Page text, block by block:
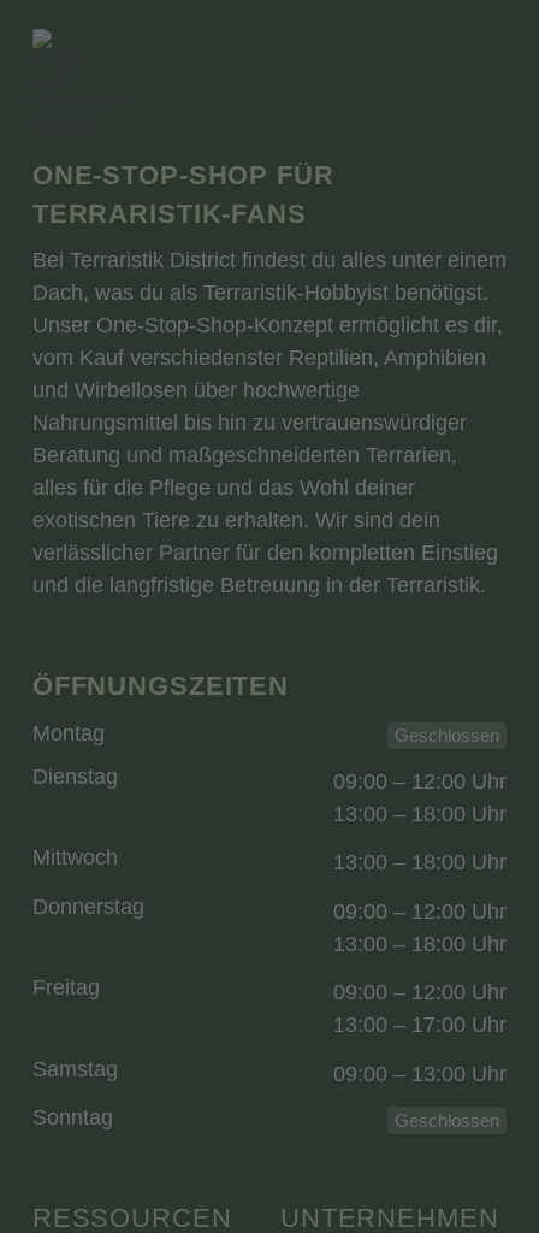
ONE-STOP-SHOP FÜR
TERRARISTIK-FANS
Bei Terraristik District findest du alles unter einem
Dach, was du als Terraristik-Hobbyist benötigst.
Unser One-Stop-Shop-Konzept ermöglicht es dir,
vom Kauf verschiedenster Reptilien, Amphibien
und Wirbellosen über hochwertige
Nahrungsmittel bis hin zu vertrauenswürdiger
Beratung und maßgeschneiderten Terrarien,
alles für die Pflege und das Wohl deiner
exotischen Tiere zu erhalten. Wir sind dein
verlässlicher Partner für den kompletten Einstieg
und die langfristige Betreuung in der Terraristik.
RESSOURCEN UNTERNEHMEN
ÖFFNUNGSZEITEN
Montag Geschlossen
Dienstag
09:00 – 12:00 Uhr
13:00 – 18:00 Uhr
Mittwoch
13:00 – 18:00 Uhr
Donnerstag
09:00 – 12:00 Uhr
13:00 – 18:00 Uhr
Freitag
09:00 – 12:00 Uhr
13:00 – 17:00 Uhr
Samstag
09:00 – 13:00 Uhr
Sonntag
Geschlossen